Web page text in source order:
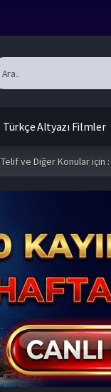
Türkçe Altyazı Filmler
Telif ve Diğer Konular için :